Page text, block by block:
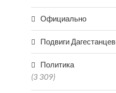
Официально
Подвиги Дагестанцев
Политика
(3 309)